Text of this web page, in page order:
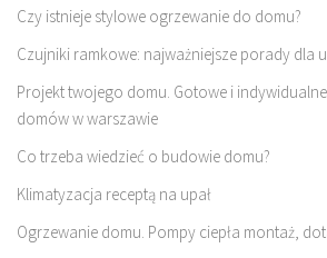
Czy istnieje stylowe ogrzewanie do domu?
Czujniki ramkowe: najważniejsze porady dla
Projekt twojego domu. Gotowe i
domów w warszawie
Co trzeba wiedzieć o budowie domu?
Klimatyzacja receptą na upał
Ogrzewanie domu. Pompy ciepła montaż,